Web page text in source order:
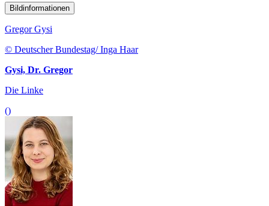
Bildinformationen
Gregor Gysi
© Deutscher Bundestag/ Inga Haar
Gysi, Dr. Gregor
Die Linke
()